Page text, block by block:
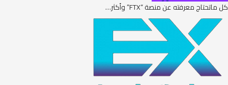
كل ماتحتاج معرفته عن منصة “FTX” وأكثر…